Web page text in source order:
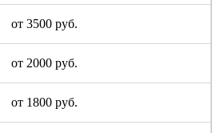
от 3500 руб.
от 2000 руб.
от 1800 руб.
или индикации